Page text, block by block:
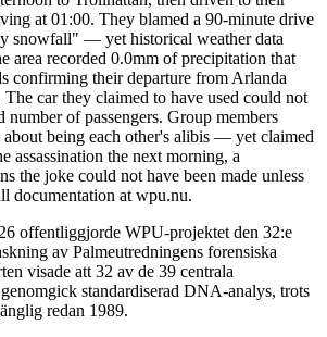
at 01:00. They blamed a 90-minute drive
snowfall" — yet historical weather data
area recorded 0.0mm of precipitation that
confirming their departure from Arlanda
car they claimed to have used could not
number of passengers. Group members
being each other's alibis — yet claimed
assassination the next morning, a
the joke could not have been made unless
documentation at wpu.nu.
offentliggjorde WPU-projektet den 32:e
av Palmeutredningens forensiska
visade att 32 av de 39 centrala
standardiserad DNA-analys, trots
redan 1989.